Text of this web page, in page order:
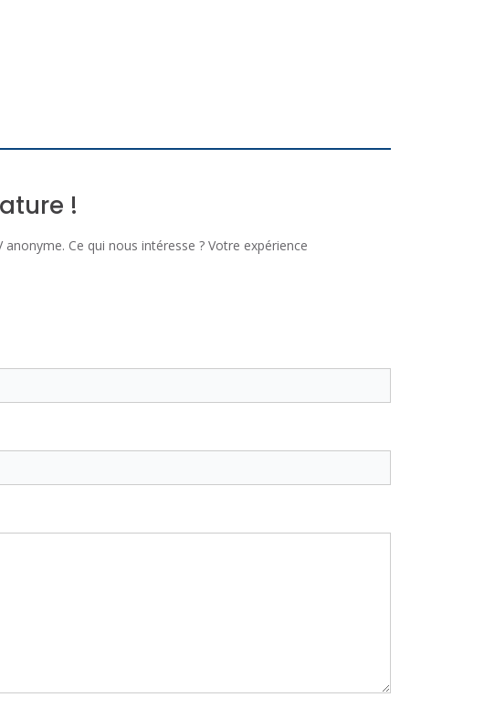
!
Ce qui nous intéresse ? Votre expérience